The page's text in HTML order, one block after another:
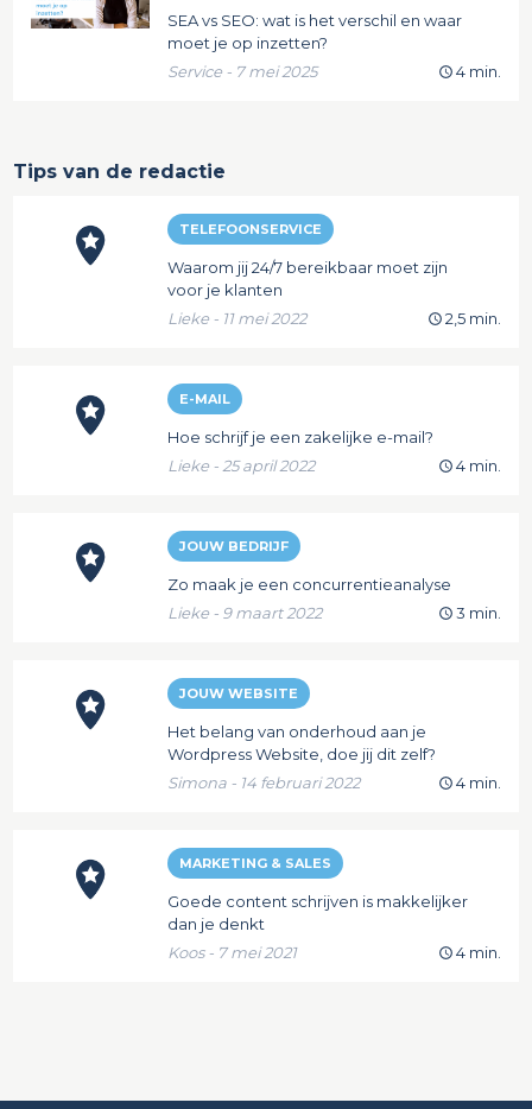
SEA vs SEO: wat is het verschil en waar
moet je op inzetten?
Service - 7 mei 2025
4 min.
Tips van de redactie
TELEFOONSERVICE
Waarom jij 24/7 bereikbaar moet zijn
voor je klanten
Lieke - 11 mei 2022
2,5 min.
E-MAIL
Hoe schrijf je een zakelijke e-mail?
Lieke - 25 april 2022
4 min.
JOUW BEDRIJF
Zo maak je een concurrentieanalyse
Lieke - 9 maart 2022
3 min.
JOUW WEBSITE
Het belang van onderhoud aan je
Wordpress Website, doe jij dit zelf?
Simona - 14 februari 2022
4 min.
MARKETING & SALES
Goede content schrijven is makkelijker
dan je denkt
Koos - 7 mei 2021
4 min.